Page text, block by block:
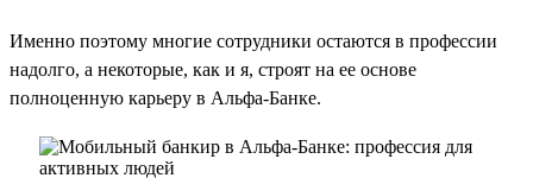
Именно поэтому многие сотрудники остаются в профессии
надолго, а некоторые, как и я, строят на ее основе
полноценную карьеру в Альфа-Банке.